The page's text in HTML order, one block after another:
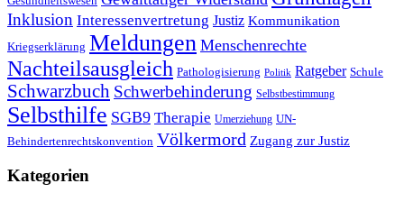
Inklusion Interessenvertretung Justiz Kommunikation
Kriegserklärung Meldungen Menschenrechte
Nachteilsausgleich Pathologisierung Politik Ratgeber Schule
Schwarzbuch Schwerbehinderung Selbstbestimmung
Selbsthilfe SGB9 Therapie Umerziehung UN-
Behindertenrechtskonvention Völkermord Zugang zur Justiz
Kategorien